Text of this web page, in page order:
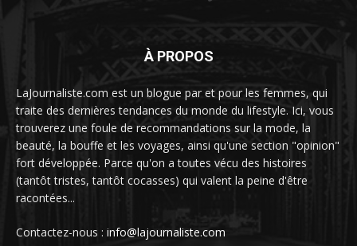
À PROPOS
LaJournaliste.com est un blogue par et pour les femmes, qui
traite des dernières tendances du monde du lifestyle. Ici, vous
trouverez une foule de recommandations sur la mode, la
beauté, la bouffe et les voyages, ainsi qu'une section "opinion"
fort développée. Parce qu'on a toutes vécu des histoires
(tantôt tristes, tantôt cocasses) qui valent la peine d'être
racontées...
Contactez-nous : info@lajournaliste.com